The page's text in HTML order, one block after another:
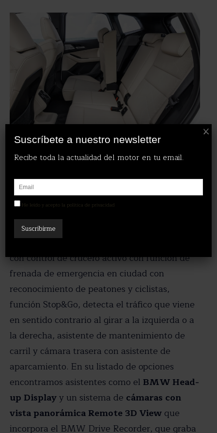
Esta segunda entrega del Serie 2 Active
Tourer se pone al día tecnológicamente
hablando y equipa lossistemas de asistencia
a la conducción y de seguridad presentes
en los modelos más novedosos
fabricante. En este sentido, cuenta de serie
con control de crucero activo con función de
frenada de emergencia en ciudad con
reconocimiento de peatones y ciclistas,
función Stop&Go, detecta el tráfico que viene
en sentido contrario al girar a la izquierda o a
la derecha, asistente de mantenimiento de
carril y cámara trasera con asistente de
aparcamiento. En su listado de opciones
encontramos asistentes como el BMW Head-
up Displayy un sistema de cámaras con
vista panorámica Remote 3D View que
incorpora el BMW Drive Recorder, que graba
Suscríbete a nuestro newsletter
Recibe toda la actualidad del motor en tu email.
He leído y acepto la política de privacidad
X